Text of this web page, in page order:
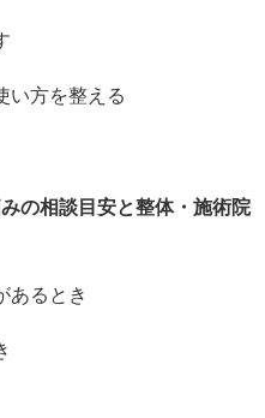
い方を整える
の相談目安と整体・施術院
あるとき